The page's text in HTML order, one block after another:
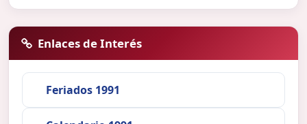
Enlaces de Interés
Feriados 1991